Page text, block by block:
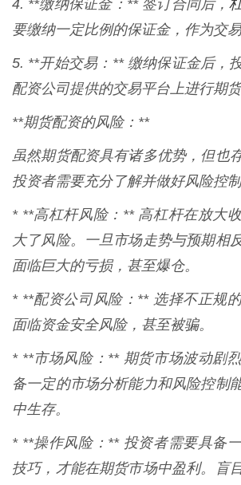
4. **缴纳保证金：** 签订合同后，
要缴纳一定比例的保证金，作为交易
5. **开始交易：** 缴纳保证金后，
配资公司提供的交易平台上进行期货
**期货配资的风险：**
虽然期货配资具有诸多优势，但也
投资者需要充分了解并做好风险控制
* **高杠杆风险：** 高杠杆在放大
大了风险。一旦市场走势与预期相
面临巨大的亏损，甚至爆仓。
* **配资公司风险：** 选择不正规
面临资金安全风险，甚至被骗。
* **市场风险：** 期货市场波动剧
备一定的市场分析能力和风险控制
中生存。
* **操作风险：** 投资者需要具备
技巧，才能在期货市场中盈利。盲